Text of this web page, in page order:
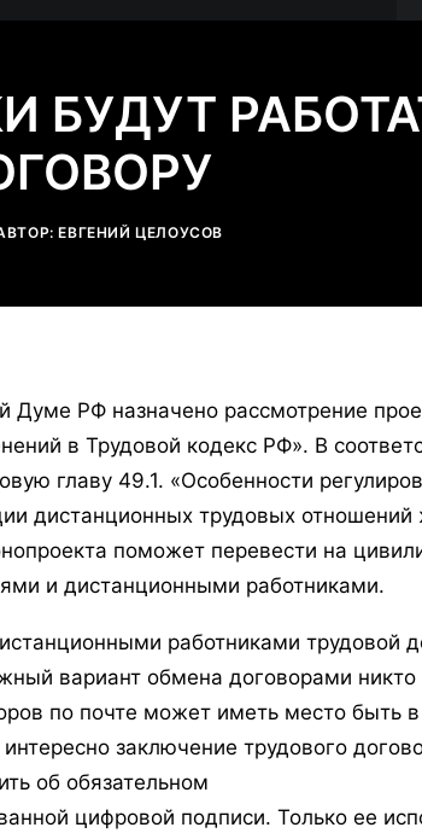
БУДУТ
ЕВГЕНИЙ ЦЕЛОУСОВ
Думе РФ назначено рассмотрение
в Трудовой кодекс РФ». В
главу 49.1. «Особенности
дистанционных трудовых
поможет перевести на
и дистанционными работниками.
работниками трудовой
вариант обмена договорами никто
по почте может иметь место быть
заключение трудового
об обязательном
цифровой подписи. Только ее